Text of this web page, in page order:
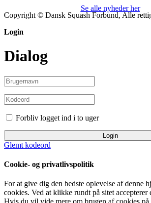
Se alle nyheder her
Copyright © Dansk Squash Forbund, Alle
Login
Dialog
Forbliv logget ind i to uger
Login
Glemt kodeord
Cookie- og privatlivspolitik
For at give dig den bedste oplevelse af denne
cookies. Ved at klikke rundt på sitet accepterer
Hvis du vil vide mere om brugen af cookies på